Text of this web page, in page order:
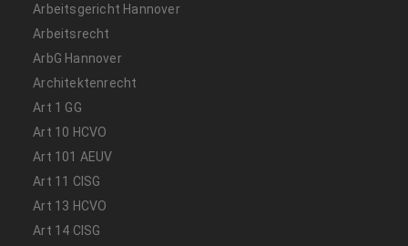
Arbeitsgericht Hannover
Arbeitsrecht
ArbG Hannover
Architektenrecht
Art 1 GG
Art 10 HCVO
Art 101 AEUV
Art 11 CISG
Art 13 HCVO
Art 14 CISG